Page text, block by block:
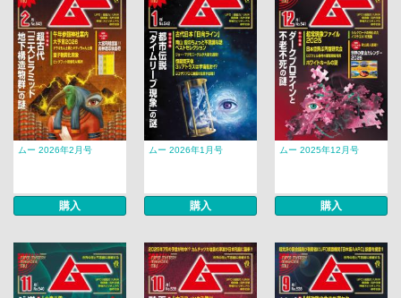
ムー 2026年2月号
購入
ムー 2026年1月号
購入
ムー 2025年12月号
購入